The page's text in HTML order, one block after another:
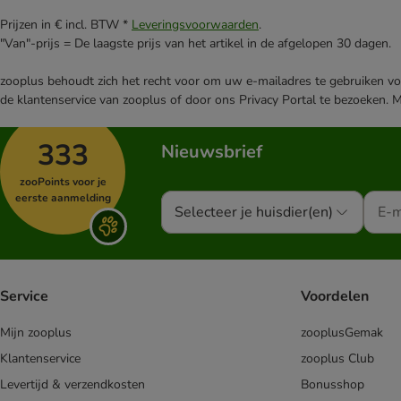
Prijzen in € incl. BTW * Leveringsvoorwaarden.
"Van"-prijs = De laagste prijs van het artikel in de afgelopen 30 dagen.
zooplus behoudt zich het recht voor om uw e-mailadres te gebruiken
de klantenservice van zooplus of door ons Privacy Portal te bezoeken.
333
zooPoints voor je
eerste aanmelding
Nieuwsbrief
Selecteer je huisdier(en)
Service
Mijn zooplus
Klantenservice
Levertijd & verzendkosten
Voordelen
zooplusGemak
zooplus Club
Bonusshop